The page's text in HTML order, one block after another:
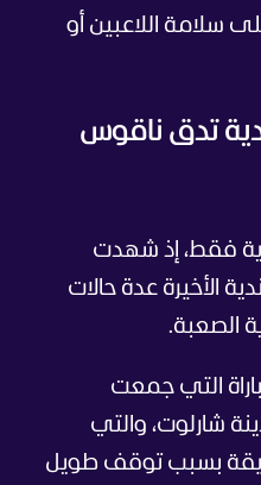
سلامة اللاعبين أو
تدق ناقوس
فقط، إذ شهدت
الأخيرة عدة حالات
الصعبة.
التي جمعت
شارلوت، والتي
4 ساعات و38 دقيقة بسبب توقف طويل